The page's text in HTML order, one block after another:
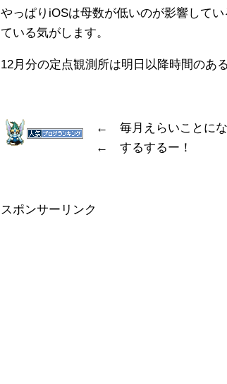
やっぱりiOSは母数が低いのが影響して
ている気がします。
12月分の定点観測所は明日以降時間のあ
← 毎月えらいことに
← するするー！
スポンサーリンク